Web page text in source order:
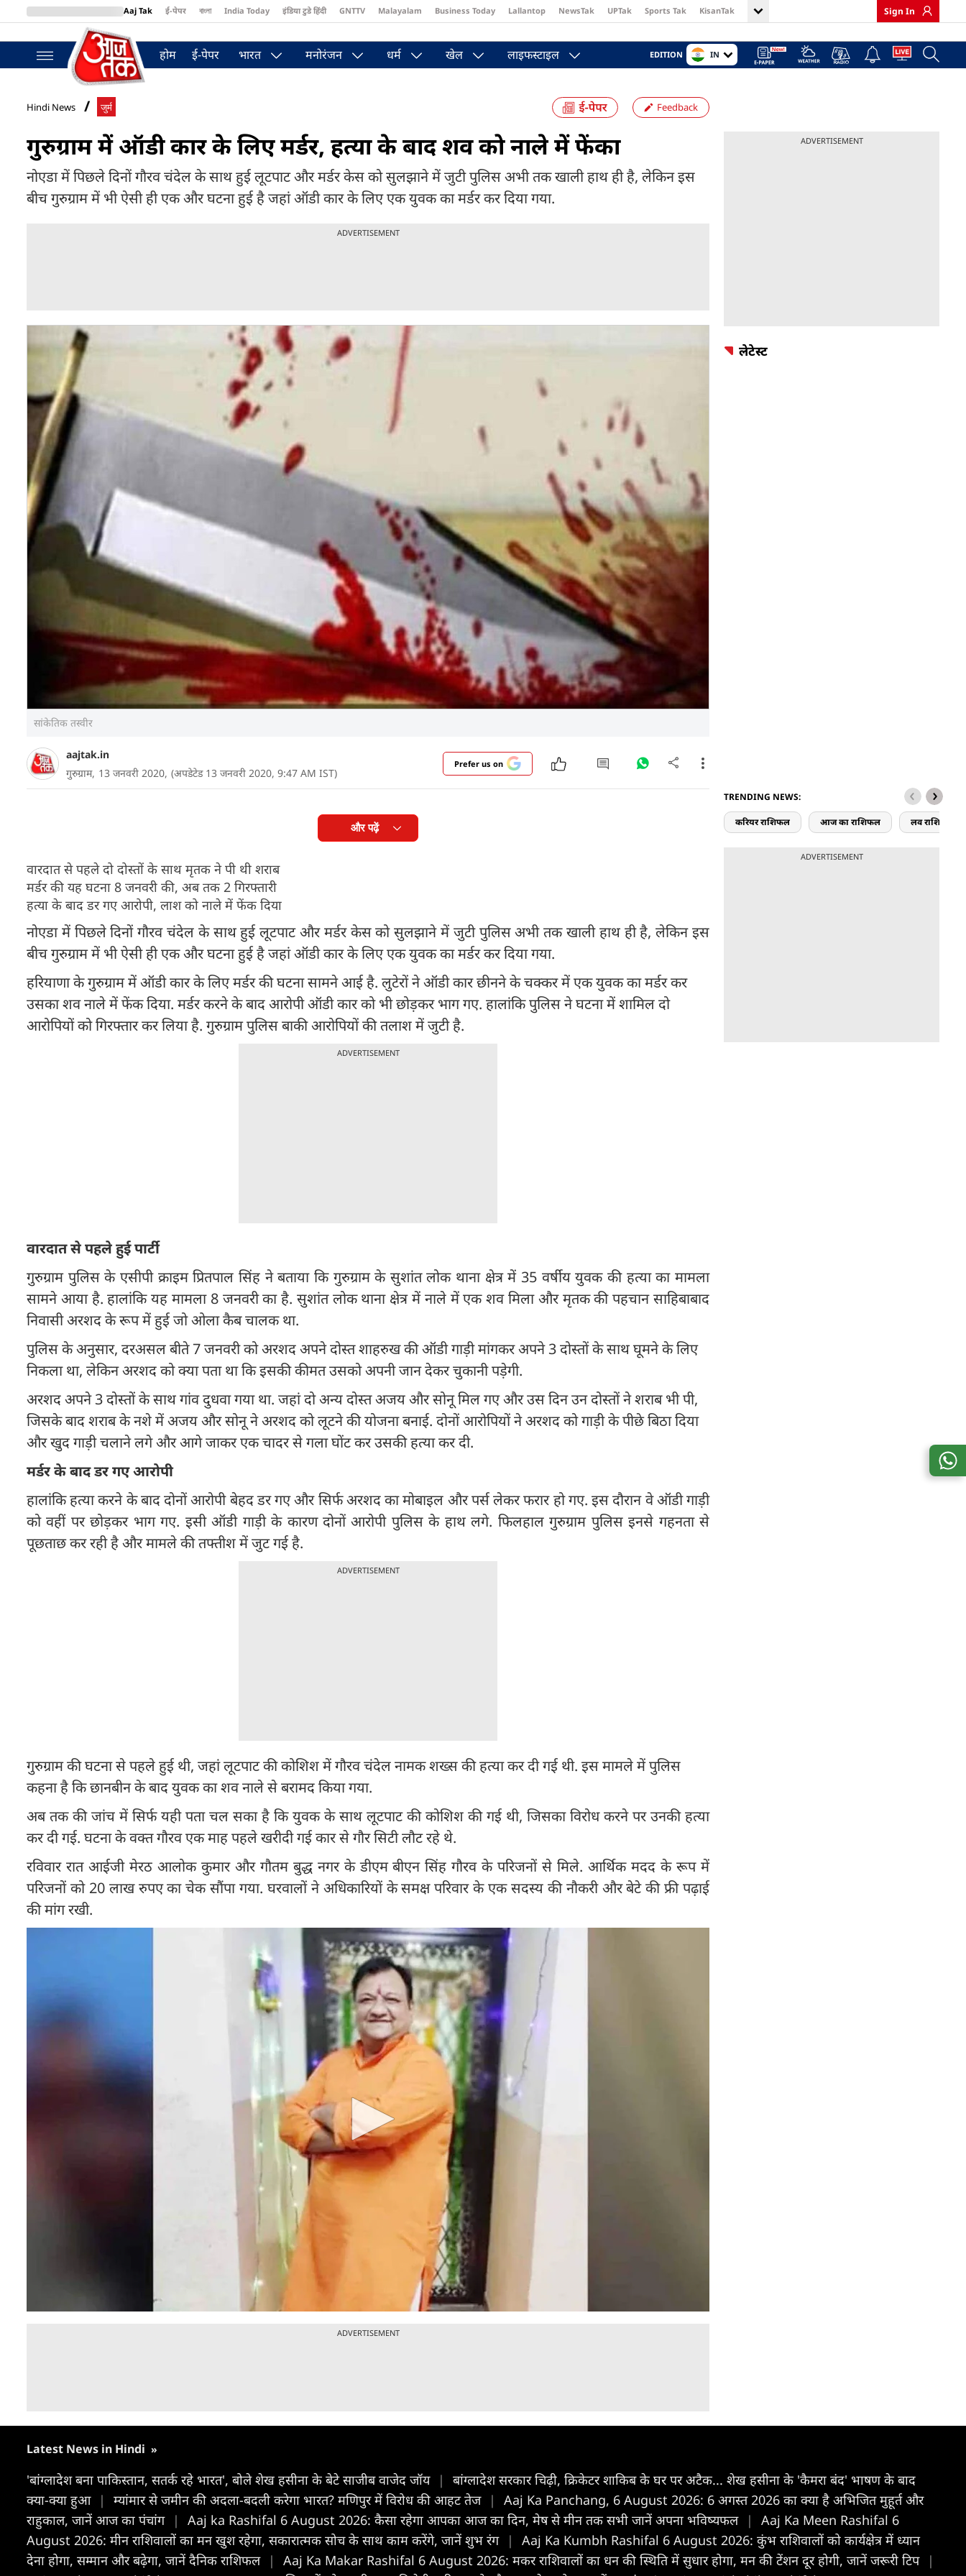
Aaj Tak ई-पेपर বাংলা India Today इंडिया टुडे हिंदी GNTTV Malayalam Business Today Lallantop NewsTak UPTak Sports Tak KisanTak
BT Bazaar
Sign In
होम ई-पेपर भारत मनोरंजन धर्म खेल लाइफस्टाइल EDITION IN
Hindi News जुर्म Feedback
गुरुग्राम में ऑडी कार के लिए मर्डर, हत्या के बाद शव को नाले में फेंका
नोएडा में पिछले दिनों गौरव चंदेल के साथ हुई लूटपाट और मर्डर केस को सुलझाने में जुटी पुलिस अभी तक खाली हाथ ही है, लेकिन इस
बीच गुरुग्राम में भी ऐसी ही एक और घटना हुई है जहां ऑडी कार के लिए एक युवक का मर्डर कर दिया गया.
ADVERTISEMENT
सांकेतिक तस्वीर
aajtak.in
गुरुग्राम, 13 जनवरी 2020, (अपडेटेड 13 जनवरी 2020, 9:47 AM IST)
Prefer us on
और पढ़ें
वारदात से पहले दो दोस्तों के साथ मृतक ने पी थी शराब
मर्डर की यह घटना 8 जनवरी की, अब तक 2 गिरफ्तारी
हत्या के बाद डर गए आरोपी, लाश को नाले में फेंक दिया
नोएडा में पिछले दिनों गौरव चंदेल के साथ हुई लूटपाट और मर्डर केस को सुलझाने में जुटी पुलिस अभी तक खाली हाथ ही है, लेकिन इस
बीच गुरुग्राम में भी ऐसी ही एक और घटना हुई है जहां ऑडी कार के लिए एक युवक का मर्डर कर दिया गया.
हरियाणा के गुरुग्राम में ऑडी कार के लिए मर्डर की घटना सामने आई है. लुटेरों ने ऑडी कार छीनने के चक्कर में एक युवक का मर्डर कर
उसका शव नाले में फेंक दिया. मर्डर करने के बाद आरोपी ऑडी कार को भी छोड़कर भाग गए. हालांकि पुलिस ने घटना में शामिल दो
आरोपियों को गिरफ्तार कर लिया है. गुरुग्राम पुलिस बाकी आरोपियों की तलाश में जुटी है.
ADVERTISEMENT
वारदात से पहले हुई पार्टी
गुरुग्राम पुलिस के एसीपी क्राइम प्रितपाल सिंह ने बताया कि गुरुग्राम के सुशांत लोक थाना क्षेत्र में 35 वर्षीय युवक की हत्या का मामला
सामने आया है. हालांकि यह मामला 8 जनवरी का है. सुशांत लोक थाना क्षेत्र में नाले में एक शव मिला और मृतक की पहचान साहिबाबाद
निवासी अरशद के रूप में हुई जो ओला कैब चालक था.
पुलिस के अनुसार, दरअसल बीते 7 जनवरी को अरशद अपने दोस्त शाहरुख की ऑडी गाड़ी मांगकर अपने 3 दोस्तों के साथ घूमने के लिए
निकला था, लेकिन अरशद को क्या पता था कि इसकी कीमत उसको अपनी जान देकर चुकानी पड़ेगी.
अरशद अपने 3 दोस्तों के साथ गांव दुधवा गया था. जहां दो अन्य दोस्त अजय और सोनू मिल गए और उस दिन उन दोस्तों ने शराब भी पी,
जिसके बाद शराब के नशे में अजय और सोनू ने अरशद को लूटने की योजना बनाई. दोनों आरोपियों ने अरशद को गाड़ी के पीछे बिठा दिया
और खुद गाड़ी चलाने लगे और आगे जाकर एक चादर से गला घोंट कर उसकी हत्या कर दी.
मर्डर के बाद डर गए आरोपी
हालांकि हत्या करने के बाद दोनों आरोपी बेहद डर गए और सिर्फ अरशद का मोबाइल और पर्स लेकर फरार हो गए. इस दौरान वे ऑडी गाड़ी
को वहीं पर छोड़कर भाग गए. इसी ऑडी गाड़ी के कारण दोनों आरोपी पुलिस के हाथ लगे. फिलहाल गुरुग्राम पुलिस इनसे गहनता से
पूछताछ कर रही है और मामले की तफ्तीश में जुट गई है.
ADVERTISEMENT
गुरुग्राम की घटना से पहले हुई थी, जहां लूटपाट की कोशिश में गौरव चंदेल नामक शख्स की हत्या कर दी गई थी. इस मामले में पुलिस
कहना है कि छानबीन के बाद युवक का शव नाले से बरामद किया गया.
अब तक की जांच में सिर्फ यही पता चल सका है कि युवक के साथ लूटपाट की कोशिश की गई थी, जिसका विरोध करने पर उनकी हत्या
कर दी गई. घटना के वक्त गौरव एक माह पहले खरीदी गई कार से गौर सिटी लौट रहे थे.
रविवार रात आईजी मेरठ आलोक कुमार और गौतम बुद्ध नगर के डीएम बीएन सिंह गौरव के परिजनों से मिले. आर्थिक मदद के रूप में
परिजनों को 20 लाख रुपए का चेक सौंपा गया. घरवालों ने अधिकारियों के समक्ष परिवार के एक सदस्य की नौकरी और बेटे की फ्री पढ़ाई
की मांग रखी.
ADVERTISEMENT
ADVERTISEMENT
लेटेस्ट
TRENDING NEWS:
करियर राशिफल आज का राशिफल लव राशिफल
ADVERTISEMENT
Latest News in Hindi »
'बांग्लादेश बना पाकिस्तान, सतर्क रहे भारत', बोले शेख हसीना के बेटे साजीब वाजेद जॉय |
बांग्लादेश सरकार चिढ़ी, क्रिकेटर शाकिब के घर पर अटैक... शेख हसीना के 'कैमरा बंद' भाषण के बाद
क्या-क्या हुआ | म्यांमार से जमीन की अदला-बदली करेगा भारत? मणिपुर में विरोध की आहट तेज |
Aaj Ka Panchang, 6 August 2026: 6 अगस्त 2026 का क्या है अभिजित मुहूर्त और
राहुकाल, जानें आज का पंचांग | Aaj ka Rashifal 6 August 2026: कैसा रहेगा आपका आज का द‍िन, मेष से मीन तक सभी जानें अपना भविष्यफल |
Aaj Ka Meen Rashifal 6
August 2026: मीन राशिवालों का मन खुश रहेगा, सकारात्मक सोच के साथ काम करेंगे, जानें शुभ रंग |
Aaj Ka Kumbh Rashifal 6 August 2026: कुंभ राशिवालों को कार्यक्षेत्र में ध्यान
देना होगा, सम्मान और बढ़ेगा, जानें दैनिक राशिफल | Aaj Ka Makar Rashifal 6 August 2026: मकर राशिवालों का धन की स्थिति में सुधार होगा, मन की टेंशन दूर होगी, जानें जरूरी टिप |